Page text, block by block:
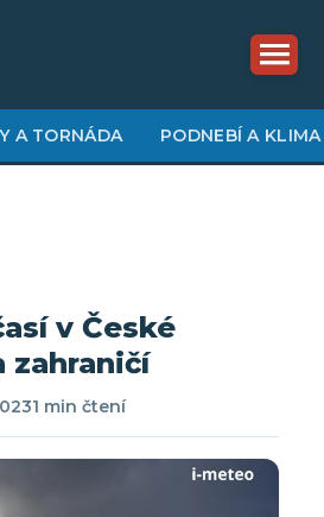
A TORNÁDA PODNEBÍ A KLIMA
v České
zahraničí
1 min čtení